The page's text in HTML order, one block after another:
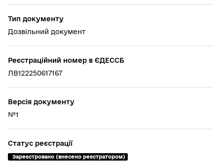
Тип документу
Дозвільний документ
Реєстраційний номер в ЄДЕССБ
ЛВ122250617167
Версія документу
№1
Статус реєстрації
Зареєстровано (внесено реєстратором)